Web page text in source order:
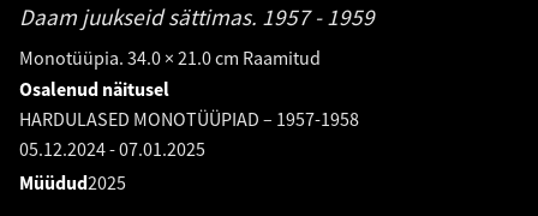
Daam juukseid sättimas. 1957 - 1959
Monotüüpia. 34.0 × 21.0 cm Raamitud
Osalenud näitusel
HARDULASED MONOTÜÜPIAD – 1957-1958
05.12.2024-07.01.2025
Müüdud2025